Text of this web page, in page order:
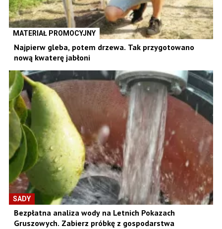
MATERIAŁ PROMOCYJNY
Najpierw gleba, potem drzewa. Tak przygotowano
nową kwaterę jabłoni
SADY
Bezpłatna analiza wody na Letnich Pokazach
Gruszowych. Zabierz próbkę z gospodarstwa